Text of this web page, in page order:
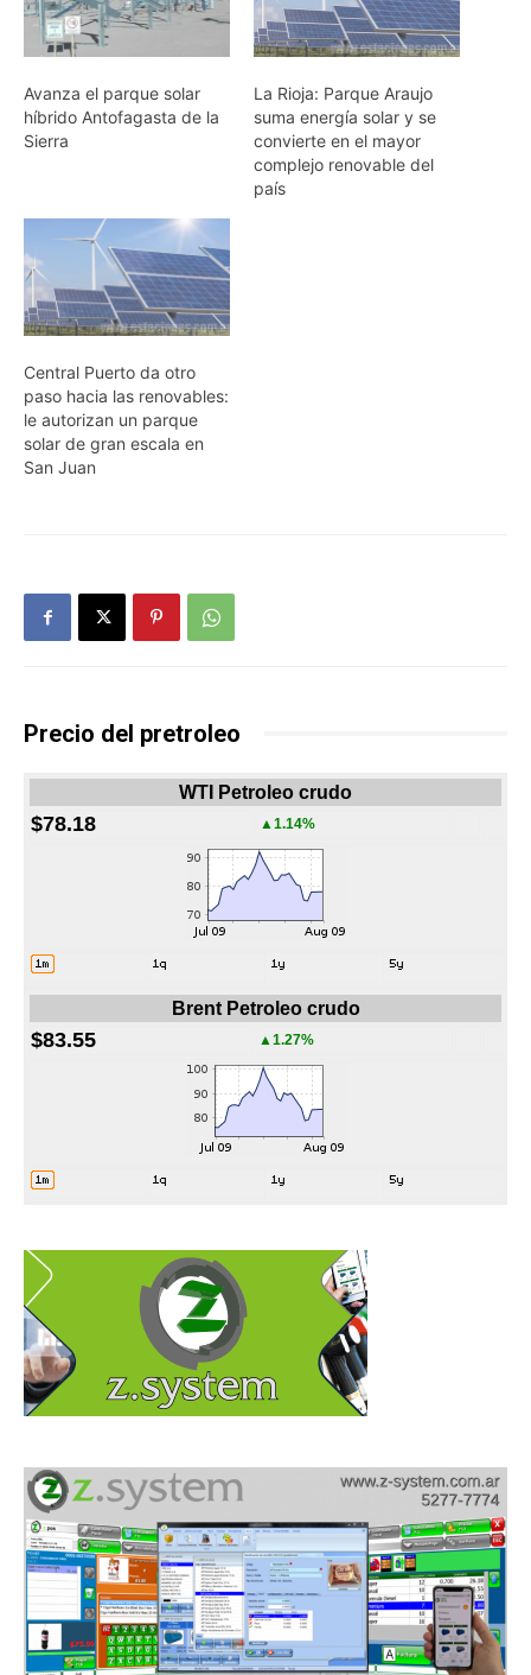
Avanza el parque solar
híbrido Antofagasta de la
Sierra
La Rioja: Parque Araujo
suma energía solar y se
convierte en el mayor
complejo renovable del
país
Central Puerto da otro
paso hacia las renovables:
le autorizan un parque
solar de gran escala en
San Juan
Precio del pretroleo
WTI Petroleo crudo
$78.18 ▲1.14%
Brent Petroleo crudo
$83.55 ▲1.27%